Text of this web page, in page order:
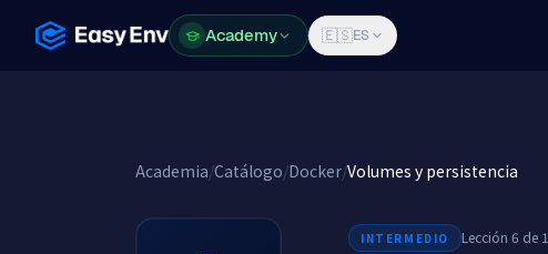
Academy
Academy 🇪🇸ES
Academia/Catálogo/Docker/Volumes y persistencia
INTERMEDIO Lección 6 de